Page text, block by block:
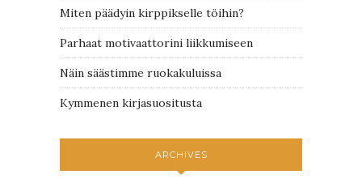
Miten päädyin kirppikselle töihin?
Parhaat motivaattorini liikkumiseen
Näin säästimme ruokakuluissa
Kymmenen kirjasuositusta
ARCHIVES